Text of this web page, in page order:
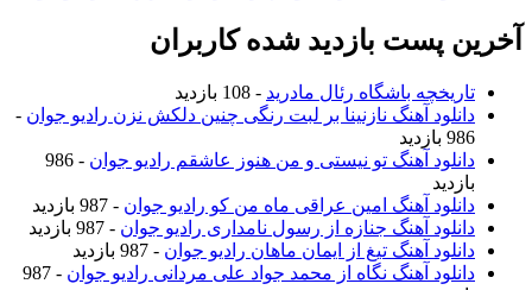
آخرین پست بازدید شده کاربران
تاریخچه باشگاه رئال مادرید - 108 بازدید
دانلود آهنگ نازنینا بر لبت رنگی چنین دلکش نزن رادیو جوان -
986 بازدید
دانلود آهنگ تو نیستی و من هنوز عاشقم رادیو جوان
- 986
بازدید
دانلود آهنگ امین عراقی ماه من کو رادیو جوان - 987 بازدید
دانلود آهنگ جنازه از رسول نامداری رادیو جوان - 987 بازدید
دانلود آهنگ تیغ از ایمان ماهان رادیو جوان - 987 بازدید
دانلود آهنگ نگاه از محمد جواد علی مردانی رادیو جوان
- 987